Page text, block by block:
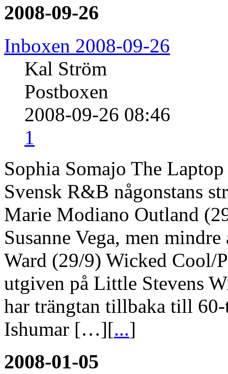
2008-09-26
Inboxen 2008-09-26
Kal Ström
Postboxen
2008-09-26 08:46
1
Sophia Somajo The
Svensk R&B någonstans
Marie Modiano Outland
Susanne Vega, men
Ward (29/9) Wicked Cool/
utgiven på Little Stevens
har trängtan tillbaka till
Ishumar […][...]
2008-01-05